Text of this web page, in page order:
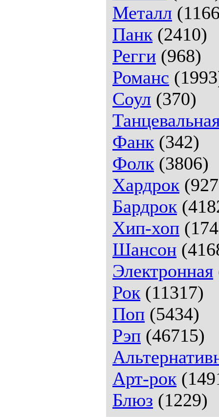
Металл
Панк(2410)
Регги (968)
Романс
Соул (370)
Фанк(342)
Фолк(3806)
Хардрок
Бардрок
Хип-хоп
Шансон
Электронная
Рок(11317)
Поп (5434)
Рэп (46715)
Арт-рок
Блюз (1229)